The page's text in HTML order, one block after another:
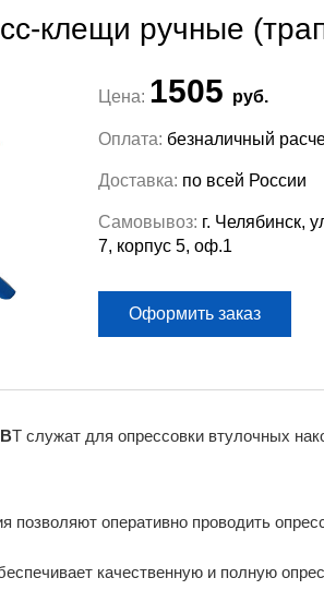
клещи ручные
Цена: 1505 руб.
Оплата: безналичный
Доставка: по всей России
Самовывоз: г. Челябинск,
7, корпус 5, оф.1
Оформить заказ
Т служат для опрессовки втулочных
позволяют оперативно проводить
качественную и полную